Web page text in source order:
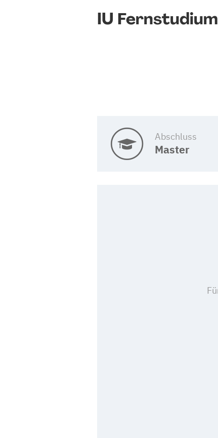
IU Fernstudium
Abschluss
Master